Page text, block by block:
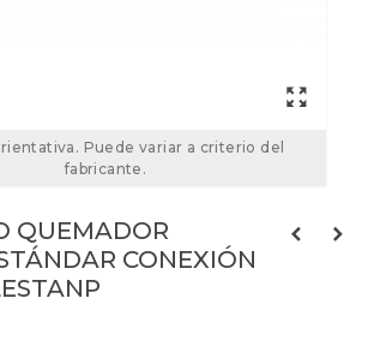
Puede variar a criterio del
fabricante.
QUEMADOR
CONEXIÓN